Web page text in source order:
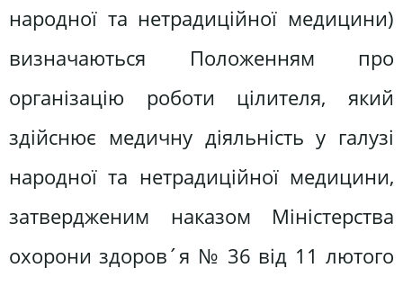
народної та нетрадиційної медицини)
визначаються Положенням про
організацію роботи цілителя, який
здійснює медичну діяльність у галузі
народної та нетрадиційної медицини,
затвердженим наказом Міністерства
охорони здоров´я № 36 від 11 лютого